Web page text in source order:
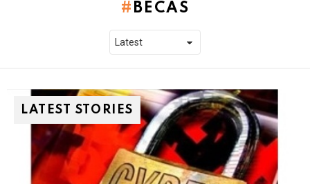
BECAS
LATEST STORIES